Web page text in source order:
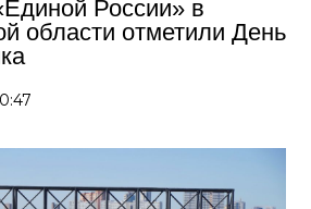
России» в
области отметили День